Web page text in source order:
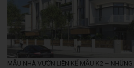
MẪU NHÀ VƯỜN LIÊN KẾ MẪU K2 – NHỮNG